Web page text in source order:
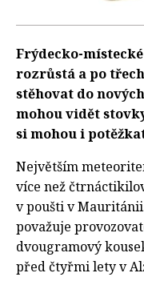
Frýdecko-
rozrůstá a po
stěhovat do
mohou vidět
si mohou i
Největším
více než
v poušti v
považuje
dvougramový
před čtyřmi lety v